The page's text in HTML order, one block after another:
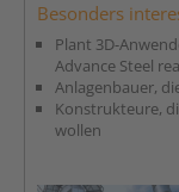
Besonders
Plant 3D-
Advance Steel
Anlagenbauer,
Konstrukteure,
wollen